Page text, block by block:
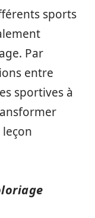
sports
Par
entre
sportives à